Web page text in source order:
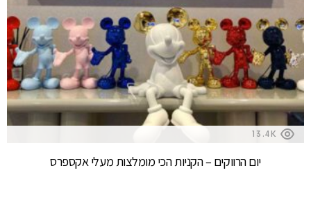
13.4K
יום הרווקים – הקניות הכי מומלצות מעלי אקספרס